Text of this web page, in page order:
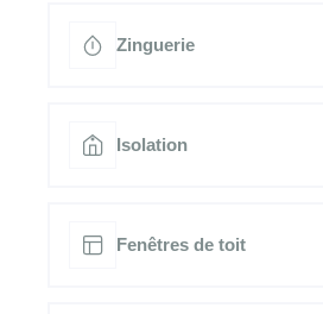
Zinguerie
Isolation
Fenêtres de toit